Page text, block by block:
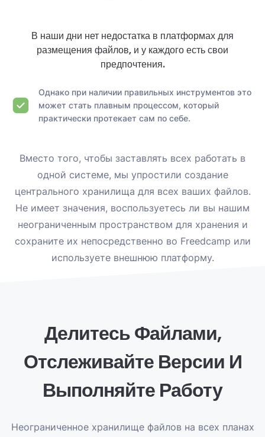
В наши дни нет недостатка в платформах для
размещения файлов, и у каждого есть свои
предпочтения.
Однако при наличии правильных инструментов это
может стать плавным процессом, который
практически протекает сам по себе.
Вместо того, чтобы заставлять всех работать в
одной системе, мы упростили создание
центрального хранилища для всех ваших файлов.
Не имеет значения, воспользуетесь ли вы нашим
неограниченным пространством для хранения и
сохраните их непосредственно во Freedcamp или
используете внешнюю платформу.
Делитесь Файлами,
Отслеживайте Версии И
Выполняйте Работу
Неограниченное хранилище файлов на всех планах